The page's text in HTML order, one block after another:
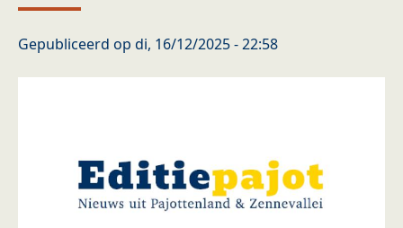
Gepubliceerd op di, 16/12/2025 - 22:58